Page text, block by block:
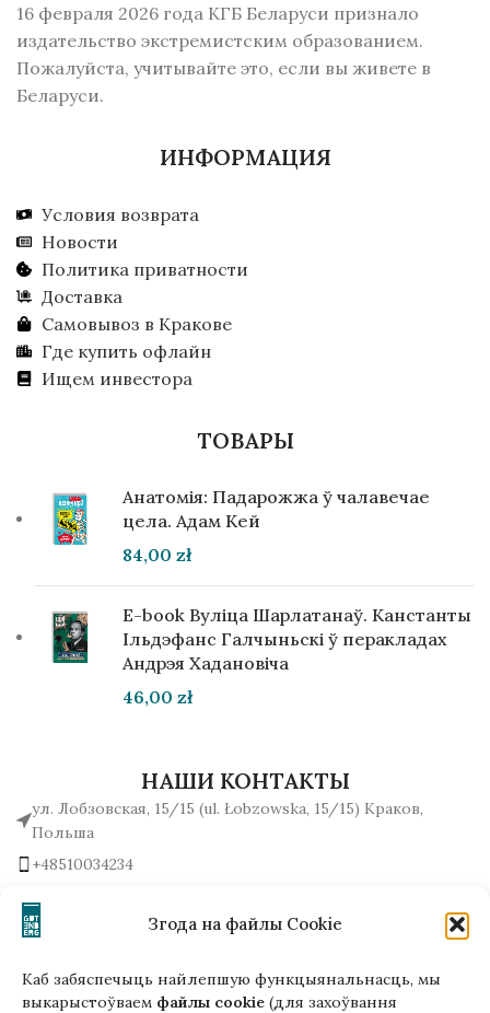
Згода на файлы Cookie
Каб забяспечыць найлепшую функцыянальнасць, мы
выкарыстоўваем файлы cookie (для захоўвання
16 февраля 2026 года КГБ Беларуси признало
издательство экстремистским образованием.
Пожалуйста, учитывайте это, если вы живете в
Беларуси.
ИНФОРМАЦИЯ
Условия возврата
Новости
Политика приватности
Доставка
Самовывоз в Кракове
Где купить офлайн
Ищем инвестора
ТОВАРЫ
Анатомія: Падарожжа ў чалавечае
цела. Адам Кей
84,00 zł
E-book Вуліца Шарлатанаў. Канстанты
Ільдэфанс Галчыньскі ў перакладах
Андрэя Хадановіча
46,00 zł
НАШИ КОНТАКТЫ
ул. Лобзовская, 15/15 (ul. Łobzowska, 15/15) Краков,
Польша
+48510034234
Написать нам!